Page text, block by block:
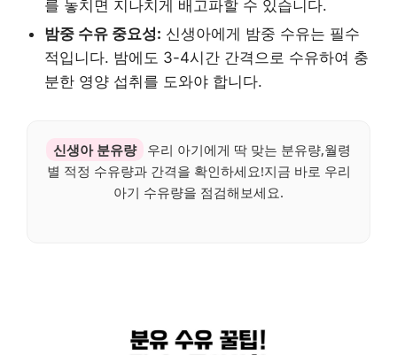
를 놓치면 지나치게 배고파할 수 있습니다.
밤중 수유 중요성: 신생아에게 밤중 수유는 필수
적입니다. 밤에도 3-4시간 간격으로 수유하여 충
분한 영양 섭취를 도와야 합니다.
신생아 분유량
우리 아기에게 딱 맞는 분유량,월령
별 적정 수유량과 간격을 확인하세요!지금 바로 우리
아기 수유량을 점검해보세요.